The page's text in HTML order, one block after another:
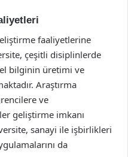
faaliyetlerine
çeşitli disiplinlerde
bilginin üretimi ve
Araştırma
ve
geliştirme imkanı
sanayi ile işbirlikleri
da